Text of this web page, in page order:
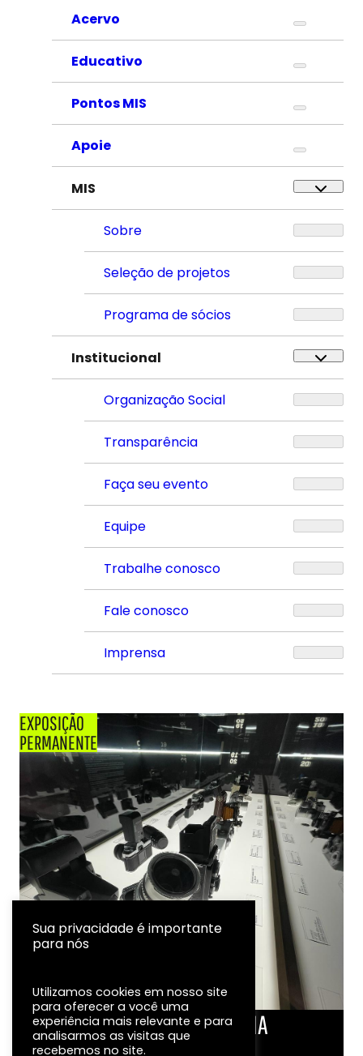
Acervo
Educativo
Pontos MIS
Apoie
MIS
Sobre
Seleção de projetos
Programa de sócios
Institucional
Organização Social
Transparência
Faça seu evento
Equipe
Trabalhe conosco
Fale conosco
Imprensa
EXPOSIÇÃO
PERMANENTE
LINHA DO TEMPO DA FOTOGRAFIA
EXPOSIÇÃO
Sua privacidade é importante
para nós
Utilizamos cookies em nosso site
para oferecer a você uma
experiência mais relevante e para
analisarmos as visitas que
recebemos no site.